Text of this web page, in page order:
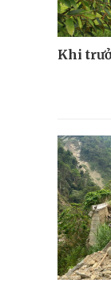
Khi